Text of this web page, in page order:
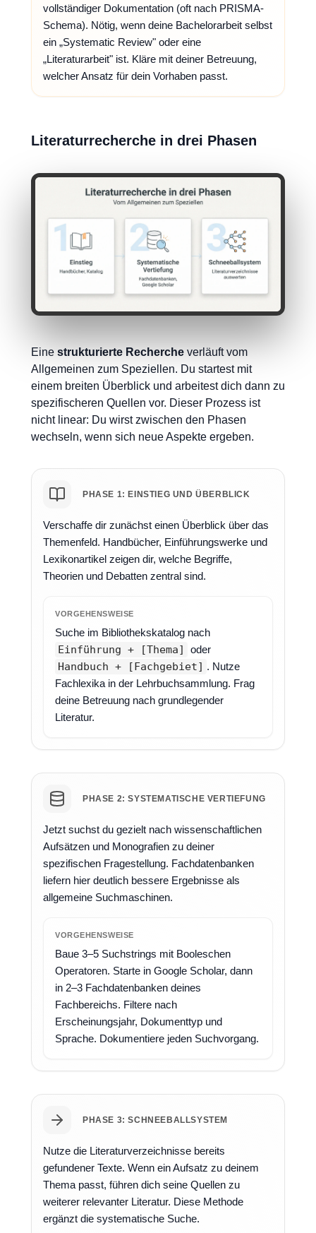
vollständiger Dokumentation (oft nach PRISMA-
Schema). Nötig, wenn deine Bachelorarbeit selbst
ein „Systematic Review" oder eine
„Literaturarbeit" ist. Kläre mit deiner Betreuung,
welcher Ansatz für dein Vorhaben passt.
Literaturrecherche in drei Phasen
Eine strukturierte Recherche verläuft vom
Allgemeinen zum Speziellen. Du startest mit
einem breiten Überblick und arbeitest dich dann zu
spezifischeren Quellen vor. Dieser Prozess ist
nicht linear: Du wirst zwischen den Phasen
wechseln, wenn sich neue Aspekte ergeben.
PHASE 1: EINSTIEG UND ÜBERBLICK
Verschaffe dir zunächst einen Überblick über das
Themenfeld. Handbücher, Einführungswerke und
Lexikonartikel zeigen dir, welche Begriffe,
Theorien und Debatten zentral sind.
VORGEHENSWEISE
Suche im Bibliothekskatalog nach
Einführung + [Thema] oder
Handbuch + [Fachgebiet] . Nutze
Fachlexika in der Lehrbuchsammlung. Frag
deine Betreuung nach grundlegender
Literatur.
PHASE 2: SYSTEMATISCHE VERTIEFUNG
Jetzt suchst du gezielt nach wissenschaftlichen
Aufsätzen und Monografien zu deiner
spezifischen Fragestellung. Fachdatenbanken
liefern hier deutlich bessere Ergebnisse als
allgemeine Suchmaschinen.
VORGEHENSWEISE
Baue 3–5 Suchstrings mit Booleschen
Operatoren. Starte in Google Scholar, dann
in 2–3 Fachdatenbanken deines
Fachbereichs. Filtere nach
Erscheinungsjahr, Dokumenttyp und
Sprache. Dokumentiere jeden Suchvorgang.
PHASE 3: SCHNEEBALLSYSTEM
Nutze die Literaturverzeichnisse bereits
gefundener Texte. Wenn ein Aufsatz zu deinem
Thema passt, führen dich seine Quellen zu
weiterer relevanter Literatur. Diese Methode
ergänzt die systematische Suche.